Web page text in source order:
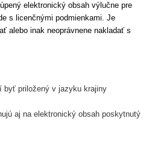
elektronický obsah výlučne pre
s licenčnými podmienkami. Je
alebo inak neoprávnene nakladať s
byť priložený v jazyku krajiny
aj na elektronický obsah poskytnutý